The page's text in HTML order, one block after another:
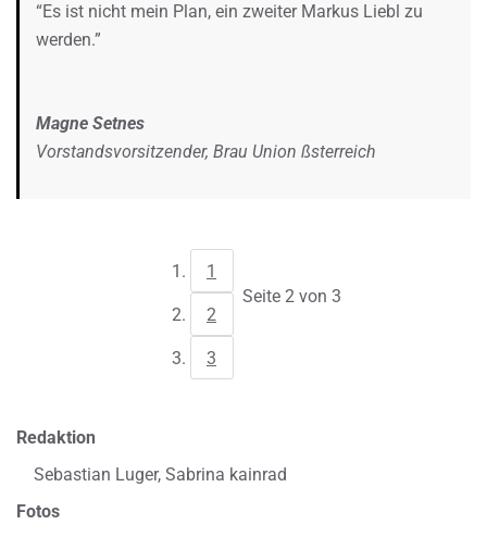
“Es ist nicht mein Plan, ein zweiter Markus Liebl zu
werden.”
Magne Setnes
Vorstandsvorsitzender, Brau Union ßsterreich
1
2
3
Seite 2 von 3
Redaktion
Sebastian Luger, Sabrina kainrad
Fotos